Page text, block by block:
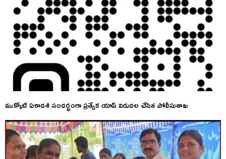
ముక్కోటి ఏకాదశి సందర్భంగా ప్రత్యేక యాప్ విడుదల చేసిన పోలీసుశాఖ